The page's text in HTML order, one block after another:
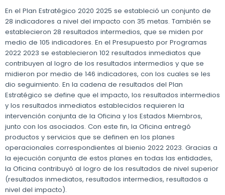
En el Plan Estratégico 2020 2025 se estableció un conjunto de
28 indicadores a nivel del impacto con 35 metas. También se
establecieron 28 resultados intermedios, que se miden por
medio de 105 indicadores. En el Presupuesto por Programas
2022 2023 se establecieron 102 resultados inmediatos que
contribuyen al logro de los resultados intermedios y que se
midieron por medio de 146 indicadores, con los cuales se les
dio seguimiento. En la cadena de resultados del Plan
Estratégico se define que el impacto, los resultados intermedios
y los resultados inmediatos establecidos requieren la
intervención conjunta de la Oficina y los Estados Miembros,
junto con los asociados. Con este fin, la Oficina entregó
productos y servicios que se definen en los planes
operacionales correspondientes al bienio 2022 2023. Gracias a
la ejecución conjunta de estos planes en todas las entidades,
la Oficina contribuyó al logro de los resultados de nivel superior
(resultados inmediatos, resultados intermedios, resultados a
nivel del impacto).